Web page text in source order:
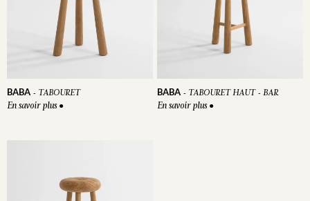
BABA - TABOURET
En savoir plus ●
BABA - TABOURET HAUT - BAR
En savoir plus ●